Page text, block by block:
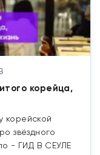
корейца,
корейской
звёздного
- ГИД В СЕУЛЕ